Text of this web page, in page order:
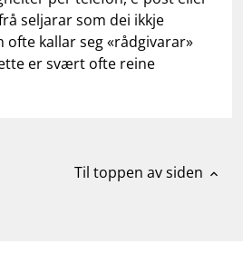
seljarar som dei ikkje
ofte kallar seg «rådgivarar»
er svært ofte reine
Til toppen av siden expand_less